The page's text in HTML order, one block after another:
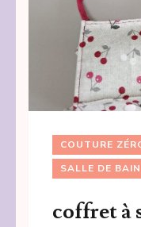
COUTURE
SALLE DE
coffret à